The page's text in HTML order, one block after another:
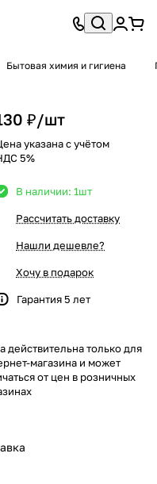
Бытовая химия и гигиена
₽/шт
указана с учётом
5%
В наличии: 1шт
Рассчитать доставку
Нашли дешевле?
Хочу в подарок
Гарантия 5 лет
действительна только для
магазина и может
от цен в розничных